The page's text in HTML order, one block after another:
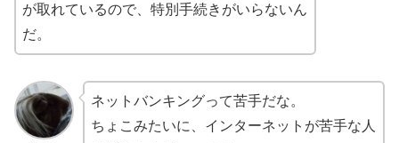
が取れているので、特別手続きがいらないん
だ。
ネットバンキングって苦手だな。
ちょこみたいに、インターネットが苦手な人